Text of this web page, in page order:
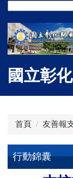
主
要
內
容
區國立彰
首頁 友善報
行動錦囊